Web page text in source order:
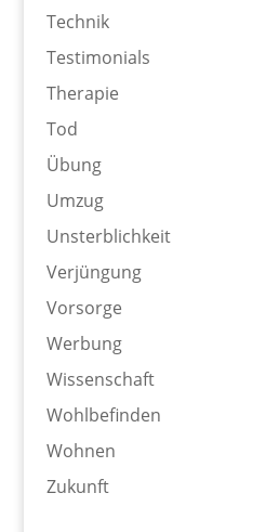
Technik
Testimonials
Therapie
Tod
Übung
Umzug
Unsterblichkeit
Verjüngung
Vorsorge
Werbung
Wissenschaft
Wohlbefinden
Wohnen
Zukunft